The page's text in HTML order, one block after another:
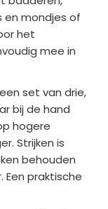
en mondjes of
het
mee in
set van drie,
bij de hand
hogere
Strijken is
behouden
Een praktische